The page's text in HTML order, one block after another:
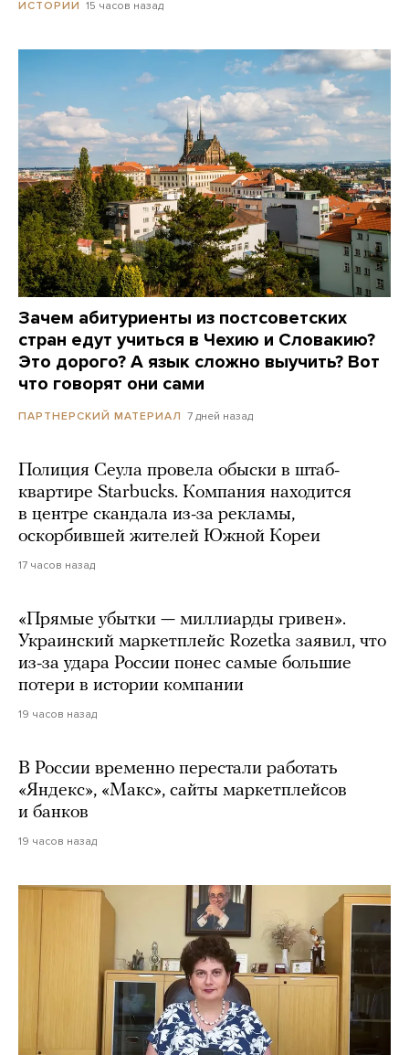
ИСТОРИИ 15 часов назад
Зачем абитуриенты из постсоветских
стран едут учиться в Чехию и Словакию?
Это дорого? А язык сложно выучить? Вот
что говорят они сами
ПАРТНЕРСКИЙ МАТЕРИАЛ 7 дней назад
Полиция Сеула провела обыски в штаб-
квартире Starbucks. Компания находится
в центре скандала из-за рекламы,
оскорбившей жителей Южной Кореи
17 часов назад
«Прямые убытки — миллиарды гривен».
Украинский маркетплейс Rozetka заявил, что
из-за удара России понес самые большие
потери в истории компании
19 часов назад
В России временно перестали работать
«Яндекс», «Макс», сайты маркетплейсов
и банков
19 часов назад